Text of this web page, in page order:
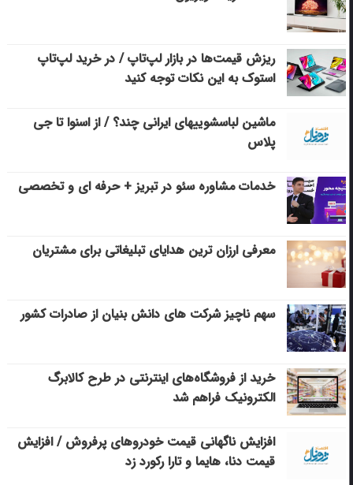
ریزش قیمت‌ها در بازار لپ‌تاپ / در خرید لپ‌تاپ
استوک به این نکات توجه کنید
ماشین لباسشویی‎های ایرانی چند؟ / از اسنوا تا جی
پلاس
خدمات مشاوره سئو در تبریز + حرفه ای و تخصصی
معرفی ارزان ترین هدایای تبلیغاتی برای مشتریان
سهم ناچیز شرکت های دانش بنیان از صادرات کشور
خرید از فروشگاه‌های اینترنتی در طرح کالابرگ
الکترونیک فراهم شد
افزایش ناگهانی قیمت خودروهای پرفروش / افزایش
قیمت دنا، هایما و تارا رکورد زد